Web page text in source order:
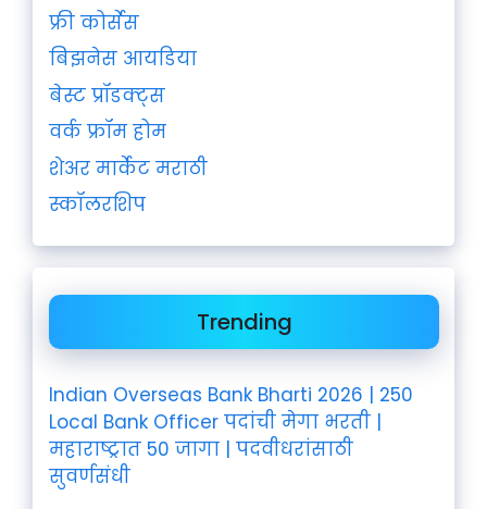
फ्री कोर्सेस
बिझनेस आयडिया
बेस्ट प्रॉडक्ट्स
वर्क फ्रॉम होम
शेअर मार्केट मराठी
स्कॉलरशिप
Trending
Indian Overseas Bank Bharti 2026 | 250
Local Bank Officer पदांची मेगा भरती |
महाराष्ट्रात 50 जागा | पदवीधरांसाठी
सुवर्णसंधी